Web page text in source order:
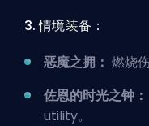
3. 情境装备：
恶魔之拥： 燃烧
佐恩的时光之钟：
utility。